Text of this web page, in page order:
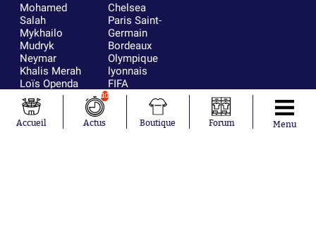
Mohamed
Salah
Mykhailo
Mudryk
Neymar
Khalis Merah
Loïs Openda
Moussa
Niakhaté
Nicolás
Chelsea
Paris Saint-
Germain
Bordeaux
Olympique
lyonnais
FIFA
Real Madrid
RC Strasbourg
AC Milan
Accueil
10
Actus Boutique Forum Menu